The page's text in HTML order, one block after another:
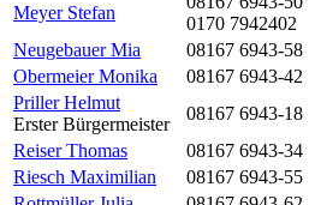
Meyer Stefan
0170 7942402
Neugebauer Mia
08167 6943-58
Obermeier Monika
08167 6943-42
Priller Helmut
Erster Bürgermeister
08167 6943-18
Reiser Thomas
08167 6943-34
Riesch Maximilian
08167 6943-55